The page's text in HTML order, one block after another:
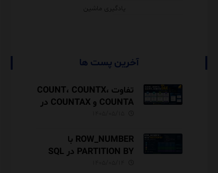
یادگیری ماشین
آخرین پست ها
تفاوت COUNT، COUNTX،
COUNTA و COUNTAX در
ROW_NUMBER با
PARTITION BY در SQL